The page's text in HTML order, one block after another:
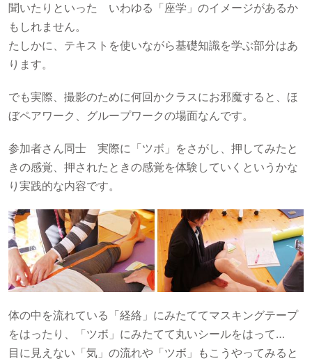
聞いたりといった いわゆる「座学」のイメージがあるか
もしれません。
たしかに、テキストを使いながら基礎知識を学ぶ部分はあ
ります。
でも実際、撮影のために何回かクラスにお邪魔すると、ほ
ぼペアワーク、グループワークの場面なんです。
参加者さん同士 実際に「ツボ」をさがし、押してみたと
きの感覚、押されたときの感覚を体験していくというかな
り実践的な内容です。
体の中を流れている「経絡」にみたててマスキングテープ
をはったり、「ツボ」にみたてて丸いシールをはって…
目に見えない「気」の流れや「ツボ」もこうやってみると